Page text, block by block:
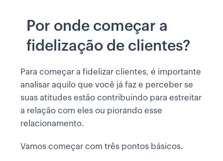
Por onde começar a
fidelização de clientes?
Para começar a fidelizar clientes, é importante
analisar aquilo que você já faz e perceber se
suas atitudes estão contribuindo para estreitar
a relação com eles ou piorando esse
relacionamento.
Vamos começar com três pontos básicos.